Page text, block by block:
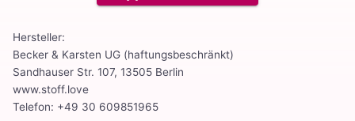
Hersteller:
Becker & Karsten UG (haftungsbeschränkt)
Sandhauser Str. 107, 13505 Berlin
www.stoff.love
Telefon: +49 30 609851965